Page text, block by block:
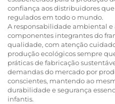
confiança aos distribuidores
regulados em todo o mundo.
A responsabilidade ambiental e
componentes integrantes do
qualidade, com atenção
produção ecológicos sempre
práticas de fabricação
demandas do mercado por
conscientes, mantendo ao
durabilidade e segurança
infantis.